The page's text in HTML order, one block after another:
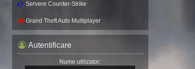
Servere Counter-Strike
Grand Theft Auto Multiplayer
Autentificare
Nume utilizator: